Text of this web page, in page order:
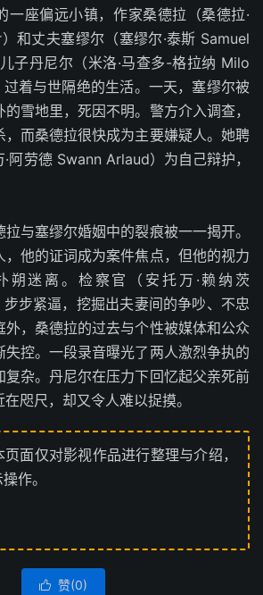
一座偏远小镇，作家桑德拉（桑德拉·
和丈夫塞缪尔（塞缪尔·泰斯 Samuel
子丹尼尔（米洛·马查多-格拉纳 Milo
着与世隔绝的生活。一天，塞缪尔被
雪地里，死因不明。警方介入调查，
，而桑德拉很快成为主要嫌疑人。她聘
阿劳德 Swann Arlaud）为自己辩护，
与塞缪尔婚姻中的裂痕被一一揭开。
他的证词成为案件焦点，但他的视力
朔迷离。检察官（安托万·赖纳茨
步紧逼，挖掘出夫妻间的争吵、不忠
外，桑德拉的过去与个性被媒体和公众
失控。一段录音曝光了两人激烈争执的
复杂。丹尼尔在压力下回忆起父亲死前
咫尺，却又令人难以捉摸。
页面仅对影视作品进行整理与介绍，
作。
 赞(0)